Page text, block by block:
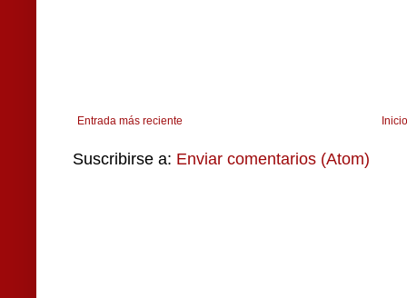
Entrada más reciente Inicio
Suscribirse a: Enviar comentarios (Atom)